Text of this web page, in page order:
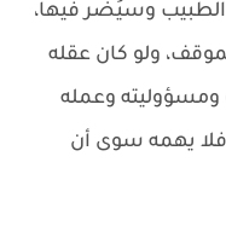
وسيُضر فيها،
ولو كان عقله
ومسؤوليته وعمله
يهمه سوى أن